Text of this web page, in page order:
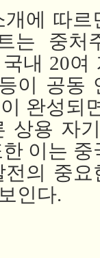
개에 따르
는
중처
국내 20여
이 공동
완성되
상용 자
한 이는 중
전의 중요
인다.